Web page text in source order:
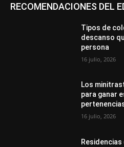
RECOMENDACIONES DEL
Tipos de
descanso
persona
16 julio, 2026
Los
para ganar
16 julio, 2026